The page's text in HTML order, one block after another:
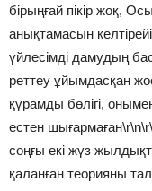
бірыңғай пікір жоқ,
анықтамасын
үйлесімді дамудың
реттеу ұйымдасқан
қүрамды бөлігі,
естен
соңғы екі жүз
қаланған теорияны